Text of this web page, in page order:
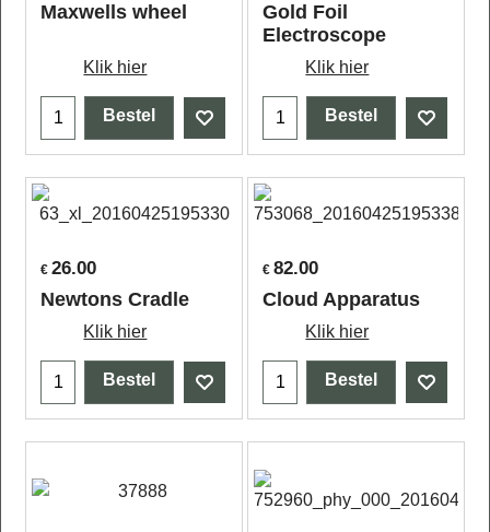
Maxwells wheel
Klik hier
Bestel
Gold Foil
Electroscope
Klik hier
Bestel
€ 26.00
Newtons Cradle
Klik hier
Bestel
€ 82.00
Cloud Apparatus
Klik hier
Bestel